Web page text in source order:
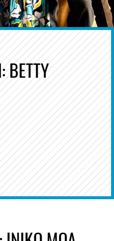
BETTY